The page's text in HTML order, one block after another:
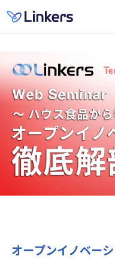
オープンイノベー